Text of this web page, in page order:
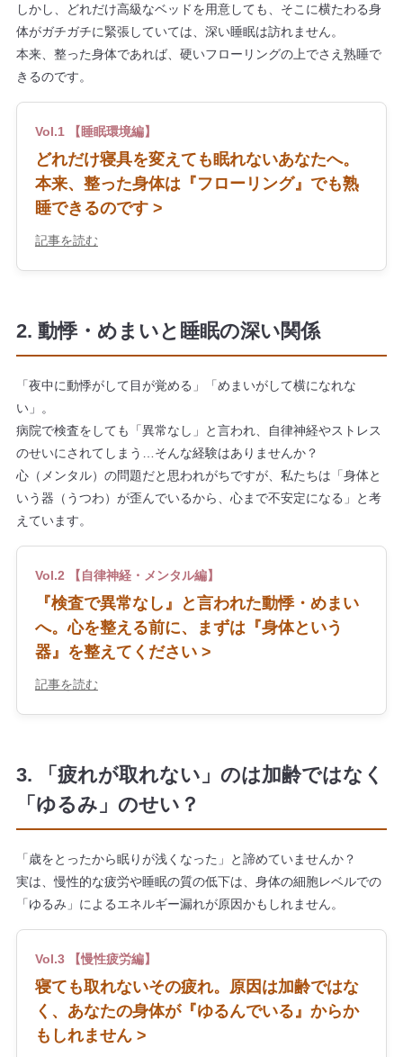
しかし、どれだけ高級なベッドを用意しても、そこに横たわる身
体がガチガチに緊張していては、深い睡眠は訪れません。
本来、整った身体であれば、硬いフローリングの上でさえ熟睡で
きるのです。
Vol.1 【睡眠環境編】
どれだけ寝具を変えても眠れないあなたへ。
本来、整った身体は『フローリング』でも熟
睡できるのです >
記事を読む
2. 動悸・めまいと睡眠の深い関係
「夜中に動悸がして目が覚める」「めまいがして横になれな
い」。
病院で検査をしても「異常なし」と言われ、自律神経やストレス
のせいにされてしまう…そんな経験はありませんか？
心（メンタル）の問題だと思われがちですが、私たちは「身体と
いう器（うつわ）が歪んでいるから、心まで不安定になる」と考
えています。
Vol.2 【自律神経・メンタル編】
『検査で異常なし』と言われた動悸・めまい
へ。心を整える前に、まずは『身体という
器』を整えてください >
記事を読む
3. 「疲れが取れない」のは加齢ではなく
「ゆるみ」のせい？
「歳をとったから眠りが浅くなった」と諦めていませんか？
実は、慢性的な疲労や睡眠の質の低下は、身体の細胞レベルでの
「ゆるみ」によるエネルギー漏れが原因かもしれません。
Vol.3 【慢性疲労編】
寝ても取れないその疲れ。原因は加齢ではな
く、あなたの身体が『ゆるんでいる』からか
もしれません >